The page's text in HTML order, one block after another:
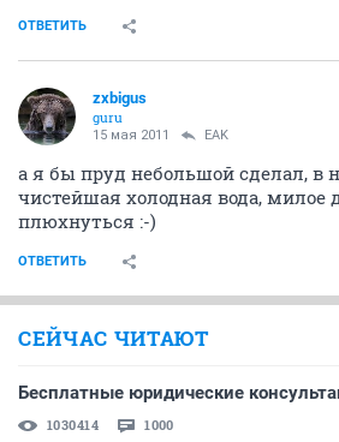
ОТВЕТИТЬ
zxbigus
guru
15 мая 2011 EAK
а я бы пруд небольшой сделал, в
чистейшая холодная вода, милое
плюхнуться :-)
ОТВЕТИТЬ
СЕЙЧАС ЧИТАЮТ
Бесплатные юридические
1030414 1000